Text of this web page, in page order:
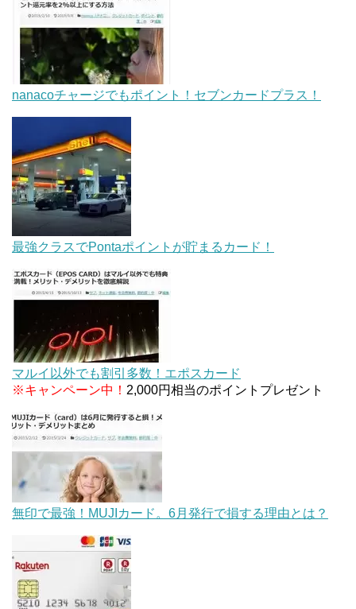
nanacoチャージでもポイント！セブンカードプラス！
最強クラスでPontaポイントが貯まるカード！
マルイ以外でも割引多数！エポスカード
※キャンペーン中！ 2,000円相当のポイントプレゼント
無印で最強！MUJIカード。6月発行で損する理由とは？